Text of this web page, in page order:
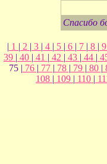
Спасибо
| 1 | 2 | 3 | 4 | 5 | 6 | 7 | 8 | 9
39 | 40 | 41 | 42 | 43 | 44 |
75 | 76 | 77 | 78 | 79 | 80 |
108 | 109 | 110 |